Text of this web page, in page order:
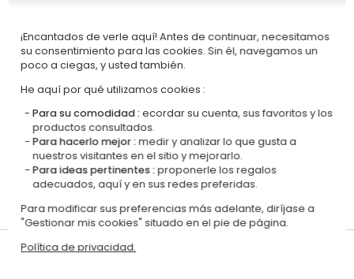
Nuestro enfoque RSE|Glosario de etiquetas
en Francia
GOTS
OEKO-TEX
Tiempos de entrega y gastos de envío
¡Encantados de verle aquí! Antes de continuar, necesitamos
su consentimiento para las cookies. Sin él, navegamos un
poco a ciegas, y usted también.
He aquí por qué utilizamos cookies :
Para su comodidad : ecordar su cuenta, sus favoritos y los
productos consultados.
Para hacerlo mejor :medir y analizar lo que gusta a
nuestros visitantes en el sitio y mejorarlo.
Para ideas pertinentes :proponerle los regalos
adecuados, aquí y en sus redes preferidas.
Para modificar sus preferencias más adelante, diríjase a
"Gestionar mis cookies" situado en el pie de página.
Política de privacidad.